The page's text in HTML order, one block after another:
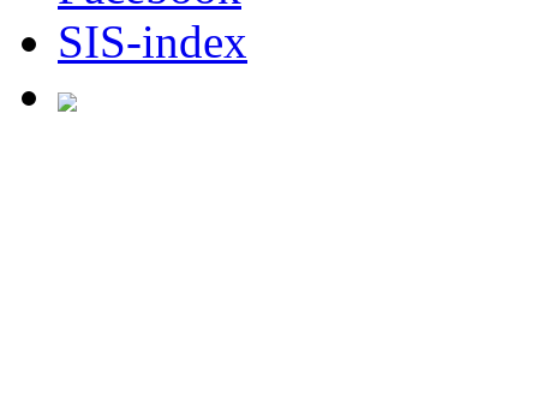
SIS-index